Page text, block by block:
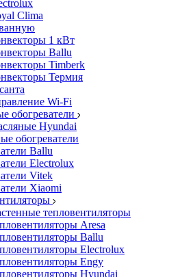
Clima
1 кВт
Ballu
Timberk
Термия
Wi-Fi
обогреватели
Hyundai
обогреватели
Ballu
Electrolux
Vitek
Xiaomi
тепловентиляторы
Aresa
Ballu
Electrolux
Engy
Hyundai